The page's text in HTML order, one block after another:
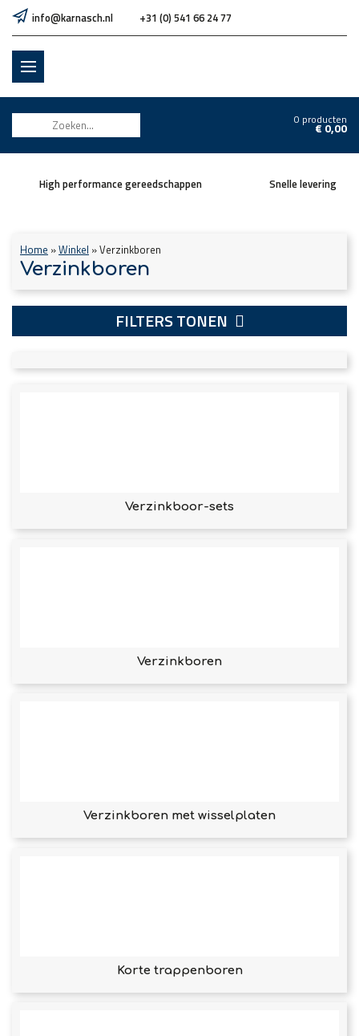
info@karnasch.nl +31 (0) 541 66 24 77
0 producten
€0,00
High performance gereedschappen Snelle levering
Home »Winkel »Verzinkboren
Verzinkboren
FILTERS TONEN
Verzinkboor-sets
Verzinkboren
Verzinkboren met wisselplaten
Korte trappenboren